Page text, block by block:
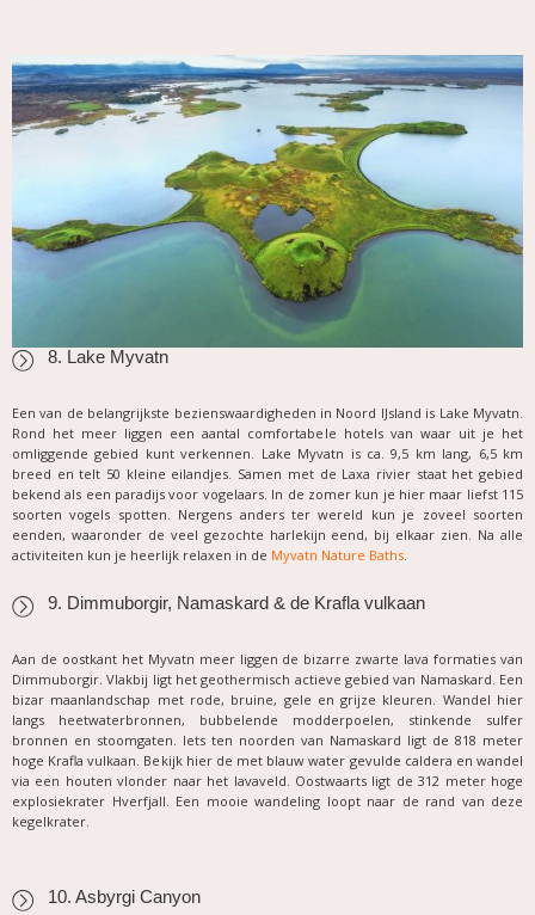
8. Lake Myvatn
Een van de belangrijkste bezienswaardigheden in Noord IJsland is Lake Myvatn.
Rond het meer liggen een aantal comfortabele hotels van waar uit je het
omliggende gebied kunt verkennen. Lake Myvatn is ca. 9,5 km lang, 6,5 km
breed en telt 50 kleine eilandjes. Samen met de Laxa rivier staat het gebied
bekend als een paradijs voor vogelaars. In de zomer kun je hier maar liefst 115
soorten vogels spotten. Nergens anders ter wereld kun je zoveel soorten
eenden, waaronder de veel gezochte harlekijn eend, bij elkaar zien. Na alle
activiteiten kun je heerlijk relaxen in de Myvatn Nature Baths.
9. Dimmuborgir, Namaskard & de Krafla vulkaan
Aan de oostkant het Myvatn meer liggen de bizarre zwarte lava formaties van
Dimmuborgir. Vlakbij ligt het geothermisch actieve gebied van Namaskard. Een
bizar maanlandschap met rode, bruine, gele en grijze kleuren. Wandel hier
langs heetwaterbronnen, bubbelende modderpoelen, stinkende sulfer
bronnen en stoomgaten. Iets ten noorden van Namaskard ligt de 818 meter
hoge Krafla vulkaan. Bekijk hier de met blauw water gevulde caldera en wandel
via een houten vlonder naar het lavaveld. Oostwaarts ligt de 312 meter hoge
explosiekrater Hverfjall. Een mooie wandeling loopt naar de rand van deze
kegelkrater.
10. Asbyrgi Canyon